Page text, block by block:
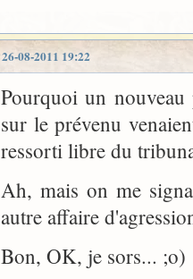
26-08-2011 19:22
Pourquoi un nouveau
sur le prévenu
ressorti libre du
Ah, mais on me
autre affaire
Bon, OK, je sors... ;o)